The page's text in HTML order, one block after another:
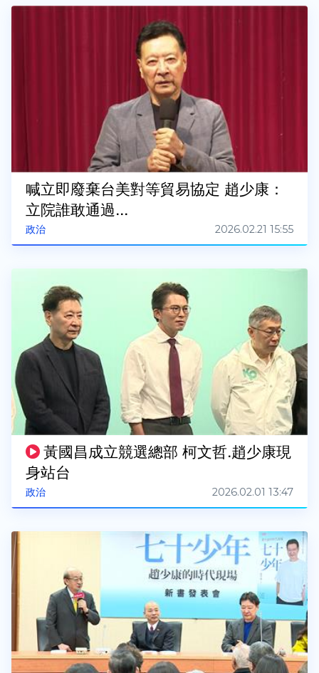
政治
喊立即廢棄台美對等貿易協定 趙少康：
立院誰敢通過...
2026.02.21 15:55
政治
黃國昌成立競選總部 柯文哲.趙少康現
身站台
2026.02.01 13:47